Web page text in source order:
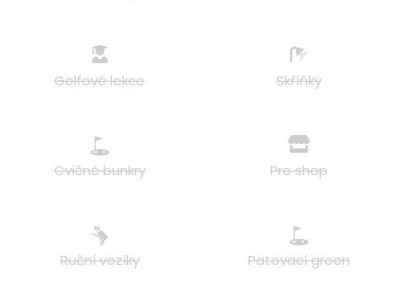
Golfové lekce Skříňky
Cvičné bunkry Pro shop
Ruční vozíky Patovací green